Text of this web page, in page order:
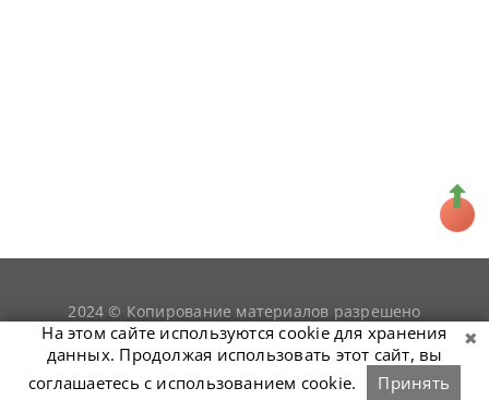
2024 © Копирование материалов разрешено
только при условии гиперссылки наsnookerist.ru
На этом сайте используются cookie для хранения
данных. Продолжая использовать этот сайт, вы
соглашаетесь с использованием cookie.
Принять